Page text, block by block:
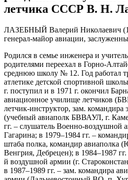
летчика СССР В. Н.
ЛАЗЕБНЫЙ Валерий Николаевич
генерал-майор авиации,
Родился в семье инженера и
родителями переехал в Горно-
среднюю школу № 12. Год работал
атлетике детской спортивной
г. поступил и в 1971 г. окончил
авиационное училище летчиков
летчик-инструктор, зам. командира
(учебный авиаполк БВВАУЛ, г.
гг. – слушатель Военно-
Гагарина; в 1979–1984 гг. –
штаба полка, командир авиаполка
Венгрия, Дебрецен); в 1984–1987
й воздушной армии (г.
в 1987–1989 гг. – зам. командира